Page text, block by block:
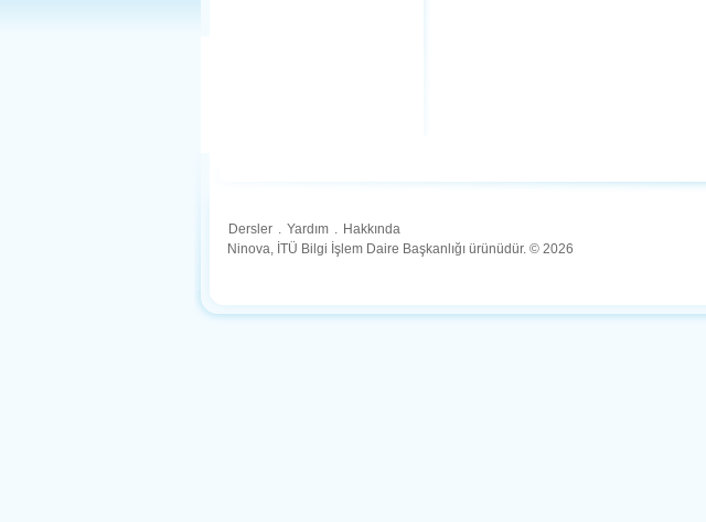
Dersler . Yardım . Hakkında
Ninova, İTÜ Bilgi İşlem Daire Başkanlığı ürünüdür. © 2026